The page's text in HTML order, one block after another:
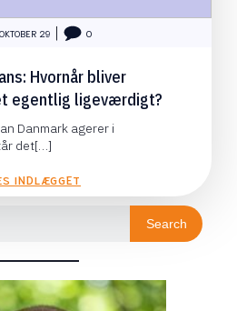
OKTOBER 29 0
Hvornår bliver
egentlig ligeværdigt?
Danmark agerer i
det[…]
INDLÆGGET
Search